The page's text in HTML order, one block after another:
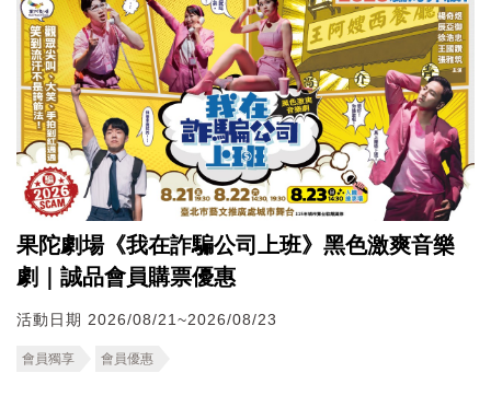
果陀劇場《我在詐騙公司上班》黑色激爽音樂
劇｜誠品會員購票優惠
活動日期 2026/08/21~2026/08/23
會員獨享 會員優惠